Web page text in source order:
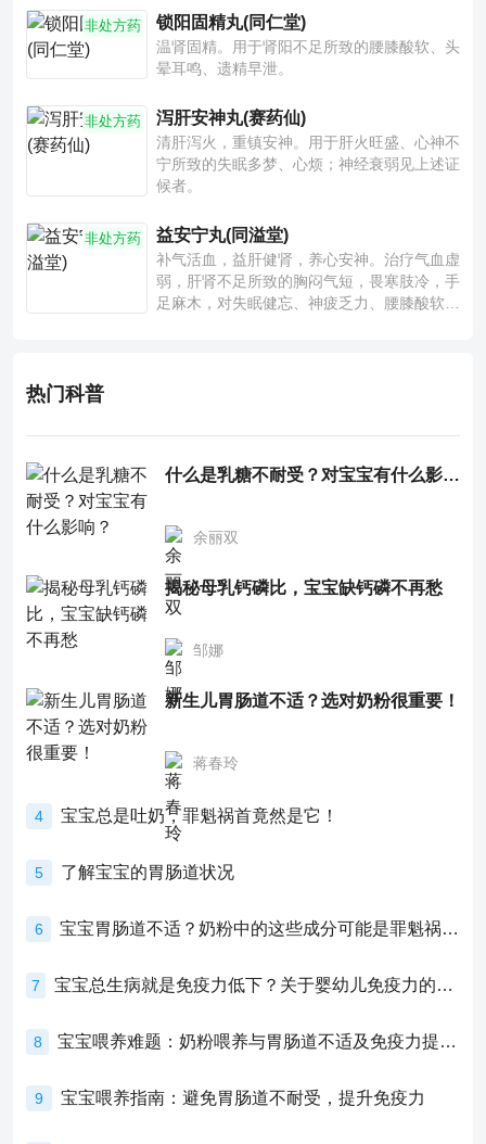
非处方药 锁阳固精丸(同仁堂)
温肾固精。用于肾阳不足所致的腰膝酸软、头
晕耳鸣、遗精早泄。
非处方药 泻肝安神丸(赛药仙)
清肝泻火，重镇安神。用于肝火旺盛、心神不
宁所致的失眠多梦、心烦；神经衰弱见上述证
候者。
非处方药 益安宁丸(同溢堂)
补气活血，益肝健肾，养心安神。治疗气血虚
弱，肝肾不足所致的胸闷气短，畏寒肢冷，手
足麻木，对失眠健忘、神疲乏力、腰膝酸软也
热门科普
什么是乳糖不耐受？对宝宝有什么影响？
余丽双
揭秘母乳钙磷比，宝宝缺钙磷不再愁
邹娜
新生儿胃肠道不适？选对奶粉很重要！
蒋春玲
4 宝宝总是吐奶，罪魁祸首竟然是它！
5 了解宝宝的胃肠道状况
6 宝宝胃肠道不适？奶粉中的这些成分可能是罪魁祸首！
7 宝宝总生病就是免疫力低下？关于婴幼儿免疫力的真相，家长必须了解！
8 宝宝喂养难题：奶粉喂养与胃肠道不适及免疫力提升的奥秘
9 宝宝喂养指南：避免胃肠道不耐受，提升免疫力